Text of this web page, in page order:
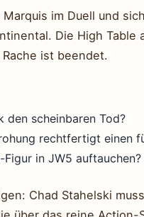
im Duell und
Die High
ist beendet.
den scheinbaren Tod?
rechtfertigt einen
in JW5 auftauchen?
Chad Stahelski